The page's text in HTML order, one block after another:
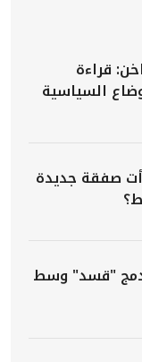
قراءة
السياسية
صفقة جديدة
دمج "قسد" وسط